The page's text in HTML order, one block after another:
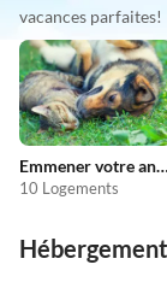
vacances parfaites!
Emmener votre animal en vacances
10 Logements